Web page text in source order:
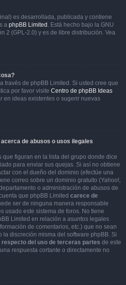
es desarrollada, publicada y contiene
a phpBB Limited . Está hecho bajo la GNU
2 (GPL-2.0) y es de libre distribución. Vea
través de phpBB Limited. Si usted cree que
por favor visite Centro de phpBB Ideas
en ideas existentes o sugerir nuevas
de abusos o usos ilegales
figuran en la lista del grupo donde dice
para enviar sus quejas. Si así no obtiene
con el dueño del dominio (efectúe una
correo sobre un dominio gratuito (Yahoo!,
o administración de abusos de
que phpBB Limited carece de
ser de ninguna manera responsable
usado este sistema de foros. No tiene
Limited en relación a asuntos legales
de comentarios, etc.) que no sean
la discreción misma del software phpBB. Si
respecto del uso de terceras partes de este
respuesta cortante o directamente no